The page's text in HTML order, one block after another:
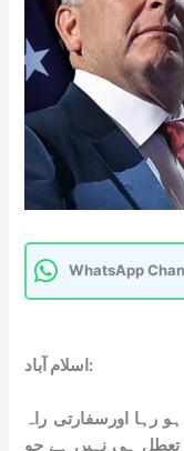
WhatsApp
اسلام آباد:
رہا اورسفارتی راہ
تعطل ہی نہیں ہے جو